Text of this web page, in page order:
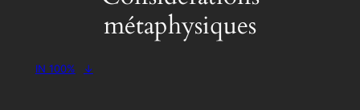
métaphysiques
IN 100% ↓